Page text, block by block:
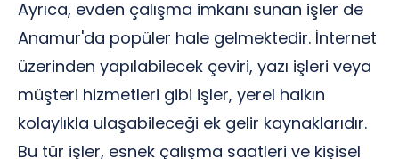
Ayrıca, evden çalışma imkanı sunan işler de
Anamur'da popüler hale gelmektedir. İnternet
üzerinden yapılabilecek çeviri, yazı işleri veya
müşteri hizmetleri gibi işler, yerel halkın
kolaylıkla ulaşabileceği ek gelir kaynaklarıdır.
Bu tür işler, esnek çalışma saatleri ve kişisel